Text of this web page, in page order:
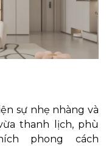
sự nhẹ nhàng và
thanh lịch, phù
phong cách